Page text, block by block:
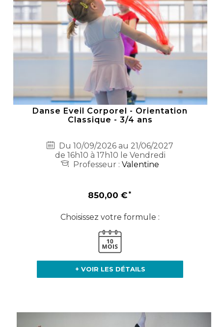
Danse Eveil Corporel - Orientation
Classique - 3/4 ans
Du 10/09/2026 au 21/06/2027
de 16h10 à 17h10 le Vendredi
Professeur : Valentine
850,00 €
Choisissez votre formule :
+ VOIR LES DÉTAILS